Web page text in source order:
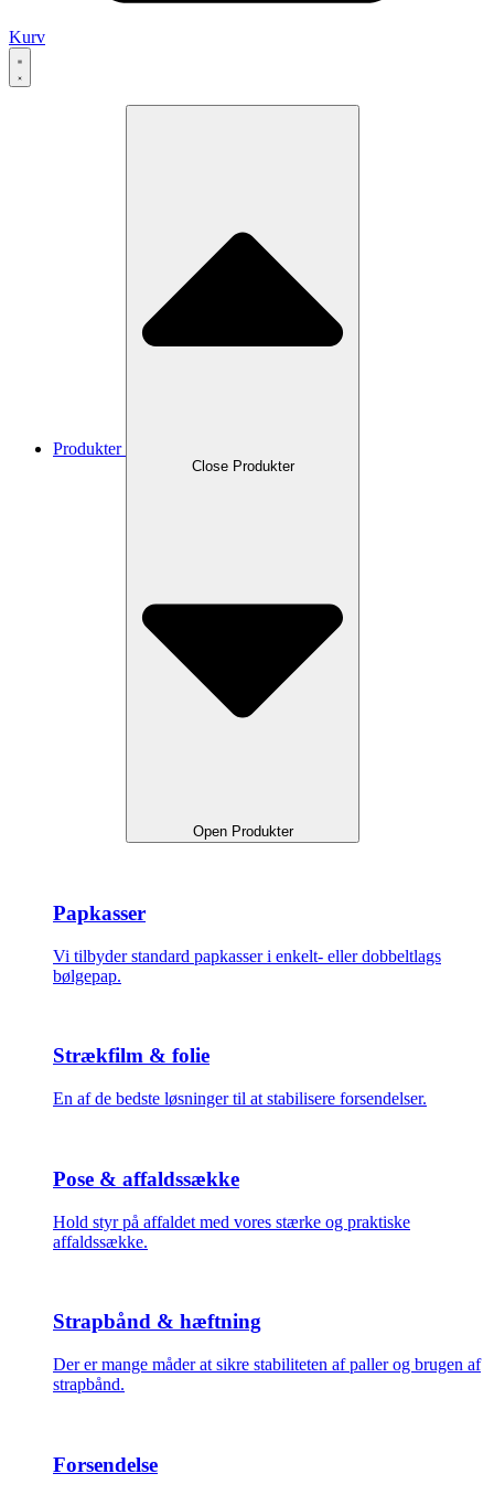
Kurv
Produkter
Close Produkter
Open Produkter
Papkasser
Vi tilbyder standard papkasser i enkelt- eller dobbeltlags
bølgepap.
Strækfilm & folie
En af de bedste løsninger til at stabilisere forsendelser.
Pose & affaldssække
Hold styr på affaldet med vores stærke og praktiske
affaldssække.
Strapbånd & hæftning
Der er mange måder at sikre stabiliteten af paller og brugen af
strapbånd.
Forsendelse